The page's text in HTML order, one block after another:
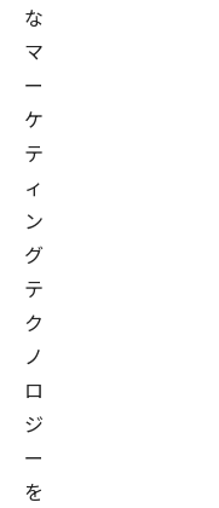
な
マ
ー
ケ
テ
ィ
ン
グ
テ
ク
ノ
ロ
ジ
ー
を